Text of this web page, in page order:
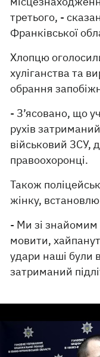
третього, -
Франківської
Хлопцю
хуліганства та
обрання
- З’ясовано, що
рухів
військовий ЗСУ,
правоохоронці.
Також
жінку,
- Ми зі знайомим
мовити,
удари наші були
затриманий